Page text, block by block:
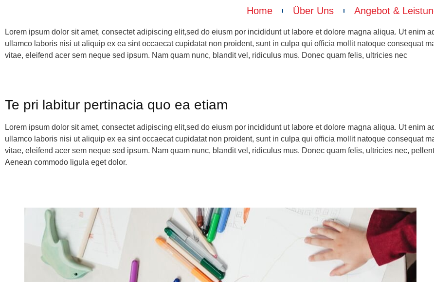
Home Über Uns Angebot &
Lorem ipsum dolor sit amet, consectet adipiscing elit,sed do eiusm por incididunt ut labore et dolore magna aliqua. Ut enim
ullamco laboris nisi ut aliquip ex ea sint occaecat cupidatat non proident, sunt in culpa qui officia mollit natoque consequat
vitae, eleifend acer sem neque sed ipsum. Nam quam nunc, blandit vel, ridiculus mus. Donec quam felis, ultricies nec
Te pri labitur pertinacia quo ea etiam
Lorem ipsum dolor sit amet, consectet adipiscing elit,sed do eiusm por incididunt ut labore et dolore magna aliqua. Ut enim
ullamco laboris nisi ut aliquip ex ea sint occaecat cupidatat non proident, sunt in culpa qui officia mollit natoque consequat
vitae, eleifend acer sem neque sed ipsum. Nam quam nunc, blandit vel, ridiculus mus. Donec quam felis, ultricies nec,
Aenean commodo ligula eget dolor.